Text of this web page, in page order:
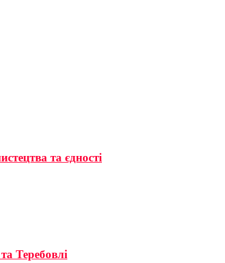
та єдності
Теребовлі